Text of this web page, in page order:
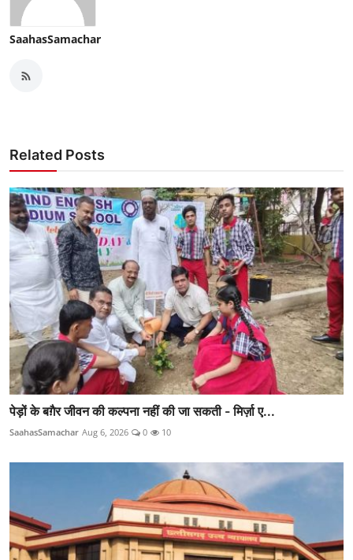
SaahasSamachar
Related Posts
पेड़ों के बग़ैर जीवन की कल्पना नहीं की जा सकती - मिर्ज़ा ए...
SaahasSamachar Aug 6, 2026 0 10